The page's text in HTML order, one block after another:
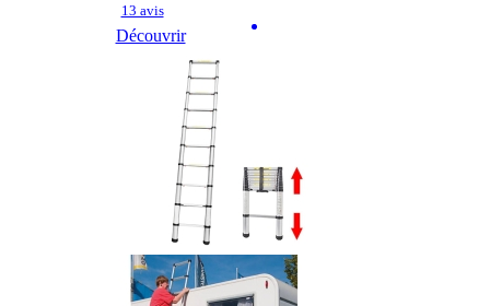
13 avis
Découvrir